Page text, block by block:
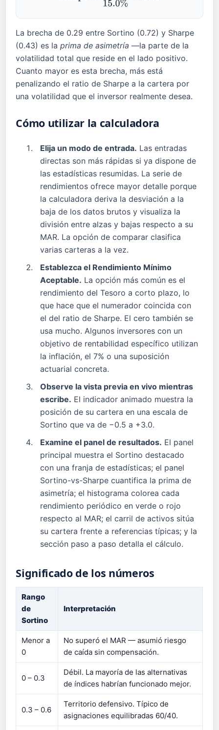
La brecha de 0.29 entre Sortino (0.72) y Sharpe
(0.43) es laprima de asimetría —la parte de la
volatilidad total que reside en el lado positivo.
Cuanto mayor es esta brecha, más está
penalizando el ratio de Sharpe a la cartera por
una volatilidad que el inversor realmente desea.
Cómo utilizar la calculadora
Elija un modo de entrada. Las entradas
directas son más rápidas si ya dispone de
las estadísticas resumidas. La serie de
rendimientos ofrece mayor detalle porque
la calculadora deriva la desviación a la
baja de los datos brutos y visualiza la
división entre alzas y bajas respecto a su
MAR. La opción de comparar clasifica
varias carteras a la vez.
Establezca el Rendimiento Mínimo
Aceptable. La opción más común es el
rendimiento del Tesoro a corto plazo, lo
que hace que el numerador coincida con
el del ratio de Sharpe. El cero también se
usa mucho. Algunos inversores con un
objetivo de rentabilidad específico utilizan
la inflación, el 7% o una suposición
actuarial concreta.
Observe la vista previa en vivo mientras
escribe. El indicador animado muestra la
posición de su cartera en una escala de
Sortino que va de −0.5 a +3.0.
Examine el panel de resultados. El panel
principal muestra el Sortino destacado
con una franja de estadísticas; el panel
Sortino-vs-Sharpe cuantifica la prima de
asimetría; el histograma colorea cada
rendimiento periódico en verde o rojo
respecto al MAR; el carril de activos sitúa
su cartera frente a referencias típicas; y la
sección paso a paso detalla el cálculo.
Significado de los números
Rango
de
Sortino
Interpretación
Menor a
0
No superó el MAR — asumió riesgo
de caída sin compensación.
0 – 0.3
Débil. La mayoría de las alternativas
de índices habrían funcionado mejor.
0.3 – 0.6
Territorio defensivo. Típico de
asignaciones equilibradas 60/40.